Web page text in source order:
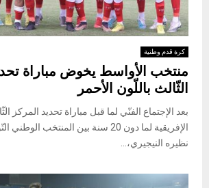
كرة قدم وطنية
منتخب الأواسط يخوض مباراة
الثّالث باللّون الأحمر
بعد الإجتماع الفنّي لما قبل مباراة تحديد المركز
الإفريقية لما دون 20 سنة بين المنتخب
نظيره النيجيري،...